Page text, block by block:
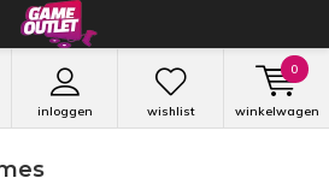
inloggen wishlist winkelwagen
0